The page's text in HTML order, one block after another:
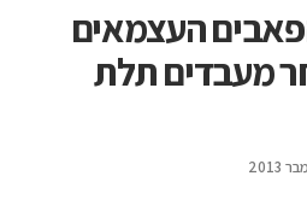
העצמאים
מעבדים תלת